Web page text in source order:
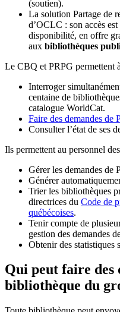
(soutien).
La solution Partage de
d’OCLC : son accès
disponibilité, en offre
aux bibliothèques
Le CBQ et PRPG permettent
Interroger
centaine de
catalogue WorldCat.
Faire des demandes de
Consulter l’état de ses
Ils permettent au personnel
Gérer les demandes de
Générer
Trier les bibliothèques
directrices du Code de
québécoises.
Tenir compte de
gestion des demandes
Obtenir des statistiques
Qui peut faire des
bibliothèque du